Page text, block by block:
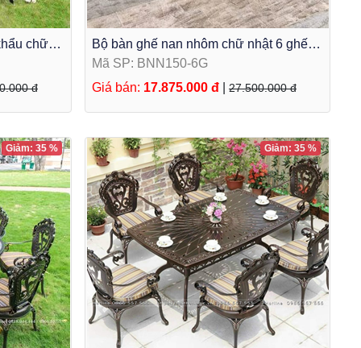
chữ
đ
Bộ bàn ghế nan nhôm chữ nhật 6 ghế
sân vườn BNN150-6G
Mã SP: BNN150-6G
Giá bán: 17.875.000 đ 27.500.000 đ
Giảm: 35 % Giảm: 35 %